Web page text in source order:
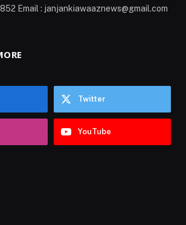
Email : janjankiawaaznews@gmail.com
Twitter
YouTube